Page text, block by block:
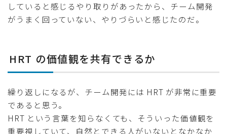
していると感じるやり取りがあったから、チーム開発
がうまく回っていない、やりづらいと感じたのだ。
HRT の価値観を共有できるか
繰り返しになるが、チーム開発には HRT が非常に重要
であると思う。
HRT という言葉を知らなくても、そういった価値観を
重要視していて、自然とできる人がいないとなかなか